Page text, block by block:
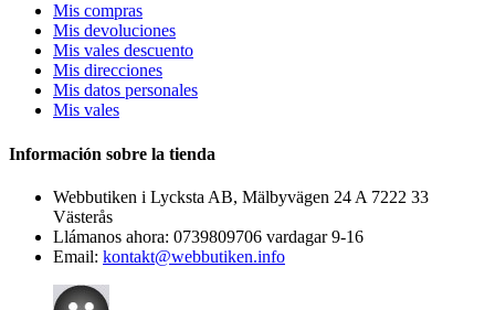
Mis compras
Mis devoluciones
Mis vales descuento
Mis direcciones
Mis datos personales
Mis vales
Información sobre la tienda
Webbutiken i Lycksta AB, Mälbyvägen 24 A 7222 33
Västerås
Llámanos ahora: 0739809706 vardagar 9-16
Email: kontakt@webbutiken.info